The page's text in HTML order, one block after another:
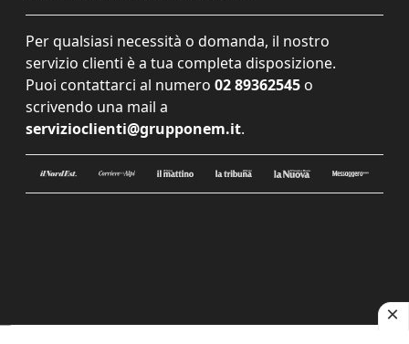
Per qualsiasi necessità o domanda, il nostro
servizio clienti è a tua completa disposizione.
Puoi contattarci al numero 02 89362545 o
scrivendo una mail a
servizioclienti@grupponem.it.